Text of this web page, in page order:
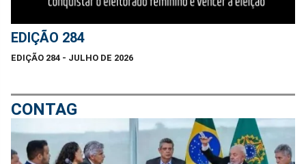
EDIÇÃO 284
EDIÇÃO 284 - JULHO DE 2026
CONTAG